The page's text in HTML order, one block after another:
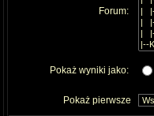
Forum:
Pokaż wyniki jako:
Pokaż pierwsze